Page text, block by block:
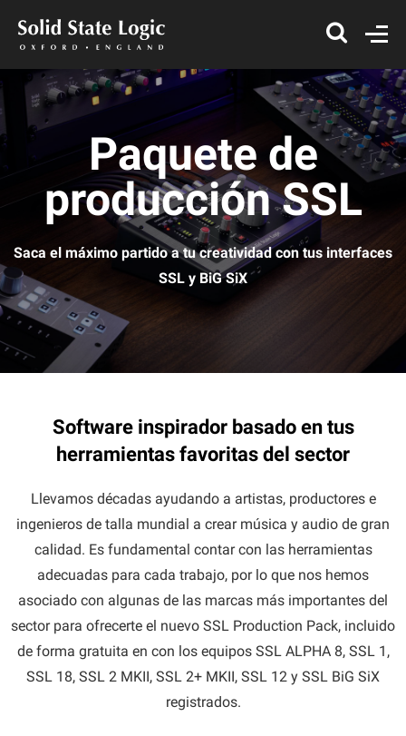
Paquete de
producción SSL
Saca el máximo partido a tu creatividad con tus interfaces
SSL y BiG SiX
Software inspirador basado en tus
herramientas favoritas del sector
Llevamos décadas ayudando a artistas, productores e
ingenieros de talla mundial a crear música y audio de gran
calidad. Es fundamental contar con las herramientas
adecuadas para cada trabajo, por lo que nos hemos
asociado con algunas de las marcas más importantes del
sector para ofrecerte el nuevo SSL Production Pack, incluido
de forma gratuita en con los equipos SSL ALPHA 8, SSL 1,
SSL 18, SSL 2 MKII, SSL 2+ MKII, SSL 12 y SSL BiG SiX
registrados.